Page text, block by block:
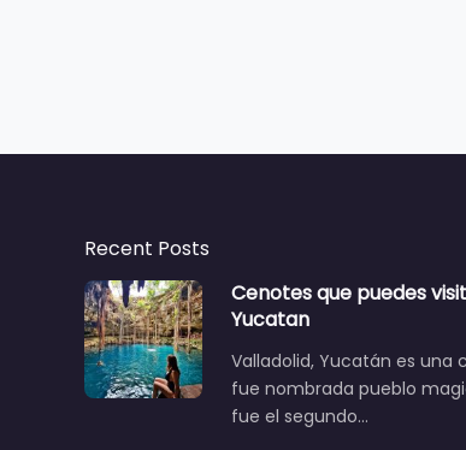
Recent Posts
Cenotes que puedes
Yucatan
Valladolid, Yucatán es una
fue nombrada pueblo
fue el segundo…